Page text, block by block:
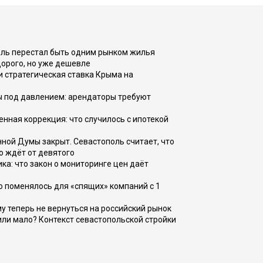
перестал быть одним рынком жилья
но уже дешевле
ставка Крыма на
под давлением: арендаторы требуют
коррекция: что случилось с ипотекой
Думы закрыт. Севастополь считает, что
ждёт от девятого
что закон о мониторинге цен даёт
для «спящих» компаний с 1
теперь не вернуться на российский рынок
мало? Контекст севастопольской стройки